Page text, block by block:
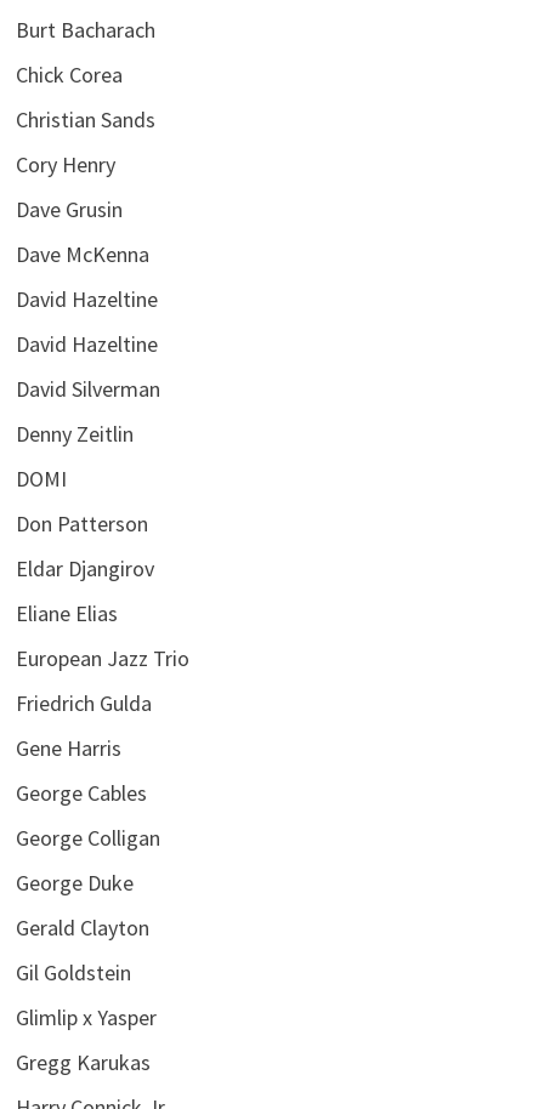
Burt Bacharach
Chick Corea
Christian Sands
Cory Henry
Dave Grusin
Dave McKenna
David Hazeltine
David Hazeltine
David Silverman
Denny Zeitlin
DOMI
Don Patterson
Eldar Djangirov
Eliane Elias
European Jazz Trio
Friedrich Gulda
Gene Harris
George Cables
George Colligan
George Duke
Gerald Clayton
Gil Goldstein
Glimlip x Yasper
Gregg Karukas